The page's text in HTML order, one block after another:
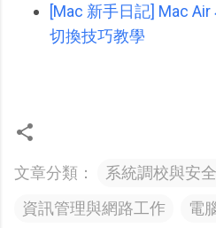
[Mac 新手日記] Mac
切換技巧教學
文章分類：
系統調校與安
資訊管理與網路工作
電